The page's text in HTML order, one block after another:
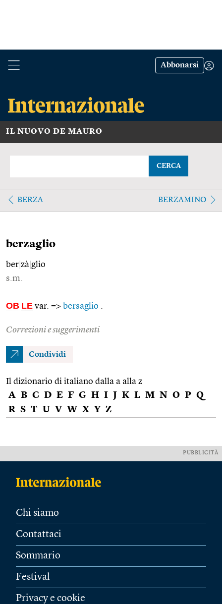
Abbonarsi
IL NUOVO DE MAURO
CERCA
BERZA BERZAMINO
berzaglio
ber zà glio
s.m.
OB LE var. => bersaglio
Correzioni e suggerimenti
Condividi
Il dizionario di italiano dalla a alla z
A B C D E F G H I J K L M N O P Q
R S T U V W X Y Z
PUBBLICITÀ
Chi siamo
Contattaci
Sommario
Festival
Privacy e cookie